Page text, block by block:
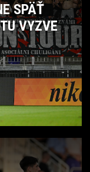
SPÄŤ
VYZVE